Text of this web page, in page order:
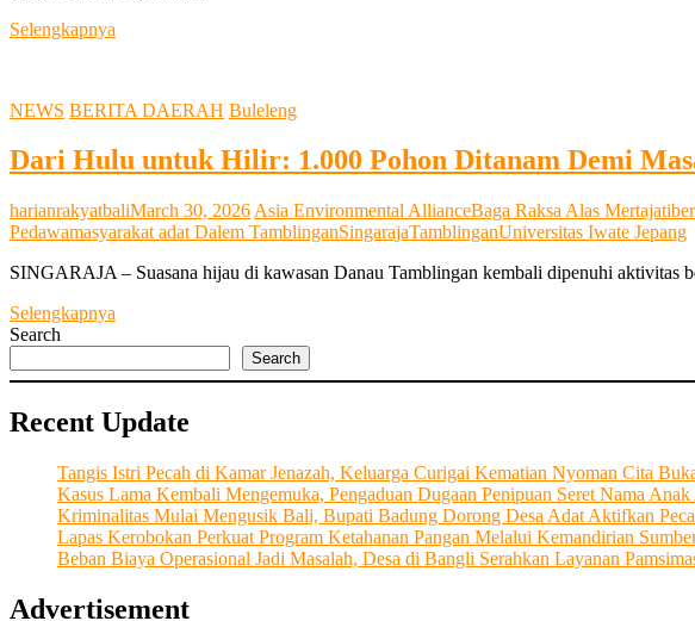
Selengkapnya
Warga
Tempuh
Jalur
Komunikasi
ke
Pemprov
Bali
NEWS BERITA DAERAH Buleleng
Dari Hulu untuk Hilir: 1.000 Pohon Ditanam Demi
harianrakyatbaliMarch 30, 2026 Asia Environmental AllianceBaga Raksa Alas Mertajati
Pedawamasyarakat adat Dalem TamblinganSingarajaTamblinganUniversitas Iwate Jepang
SINGARAJA – Suasana hijau di kawasan Danau Tamblingan kembali dipenuhi aktivitas
Selengkapnya
Hilir:
Pohon
Ditanam
Demi
Masa
Depan
Air
Danau
Tamblingan
Search
Search
Recent Update
Tangis Istri Pecah di Kamar Jenazah, Keluarga Curigai Kematian Nyoman Cita
Kasus Lama Kembali Mengemuka, Pengaduan Dugaan Penipuan Seret Nama
Kriminalitas Mulai Mengusik Bali, Bupati Badung Dorong Desa Adat Aktifkan
Lapas Kerobokan Perkuat Program Ketahanan Pangan Melalui Kemandirian
Beban Biaya Operasional Jadi Masalah, Desa di Bangli Serahkan Layanan
Advertisement